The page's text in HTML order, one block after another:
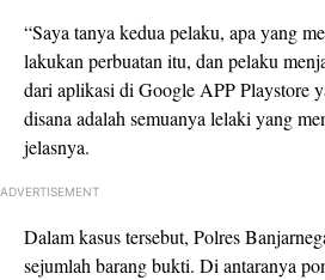
“Saya tanya kedua pelaku, apa yang
lakukan perbuatan itu, dan pelaku
dari aplikasi di Google APP Playstore
disana adalah semuanya lelaki yang
jelasnya.
ADVERTISEMENT
Dalam kasus tersebut, Polres
sejumlah barang bukti. Di antaranya